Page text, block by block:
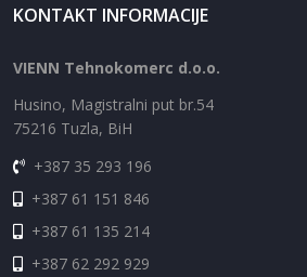
KONTAKT INFORMACIJE
VIENN Tehnokomerc d.o.o.
Husino, Magistralni put br.54
75216 Tuzla, BiH
+387 35 293 196
+387 61 151 846
+387 61 135 214
+387 62 292 929